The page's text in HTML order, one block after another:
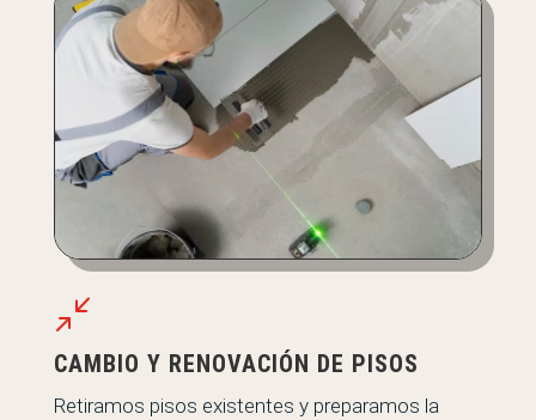
/
CAMBIO Y RENOVACIÓN DE PISOS
Retiramos pisos existentes y preparamos la